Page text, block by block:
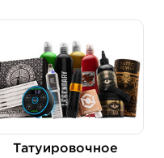
Татуировочное